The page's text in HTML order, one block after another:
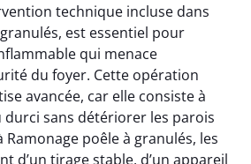
technique incluse dans
est essentiel pour
qui menace
du foyer. Cette opération
avancée, car elle consiste à
sans détériorer les parois
poêle à granulés, les
d’un tirage stable, d’un appareil